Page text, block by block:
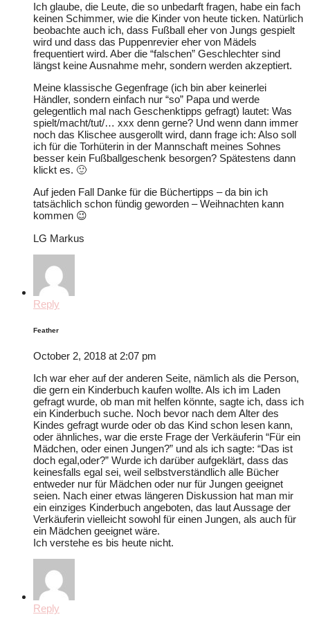
Ich glaube, die Leute, die so unbedarft fragen, habe ein fach
keinen Schimmer, wie die Kinder von heute ticken. Natürlich
beobachte auch ich, dass Fußball eher von Jungs gespielt
wird und dass das Puppenrevier eher von Mädels
frequentiert wird. Aber die “falschen” Geschlechter sind
längst keine Ausnahme mehr, sondern werden akzeptiert.
Meine klassische Gegenfrage (ich bin aber keinerlei
Händler, sondern einfach nur “so” Papa und werde
gelegentlich mal nach Geschenktipps gefragt) lautet: Was
spielt/macht/tut/… xxx denn gerne? Und wenn dann immer
noch das Klischee ausgerollt wird, dann frage ich: Also soll
ich für die Torhüterin in der Mannschaft meines Sohnes
besser kein Fußballgeschenk besorgen? Spätestens dann
klickt es. 🙂
Auf jeden Fall Danke für die Büchertipps – da bin ich
tatsächlich schon fündig geworden – Weihnachten kann
kommen 😉
LG Markus
Reply
Feather
October 2, 2018 at 2:07 pm
Ich war eher auf der anderen Seite, nämlich als die Person,
die gern ein Kinderbuch kaufen wollte. Als ich im Laden
gefragt wurde, ob man mit helfen könnte, sagte ich, dass ich
ein Kinderbuch suche. Noch bevor nach dem Alter des
Kindes gefragt wurde oder ob das Kind schon lesen kann,
oder ähnliches, war die erste Frage der Verkäuferin “Für ein
Mädchen, oder einen Jungen?” und als ich sagte: “Das ist
doch egal,oder?” Wurde ich darüber aufgeklärt, dass das
keinesfalls egal sei, weil selbstverständlich alle Bücher
entweder nur für Mädchen oder nur für Jungen geeignet
seien. Nach einer etwas längeren Diskussion hat man mir
ein einziges Kinderbuch angeboten, das laut Aussage der
Verkäuferin vielleicht sowohl für einen Jungen, als auch für
ein Mädchen geeignet wäre.
Ich verstehe es bis heute nicht.
Reply